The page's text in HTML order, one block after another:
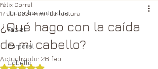
Todas las entradas
Facial
Corporal
Cabello
¿Qué hago con la caída
de mi cabello?
Félix Corral
17 abr 2024 4 min de lectura
Actualizado: 26 feb